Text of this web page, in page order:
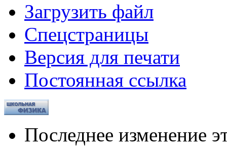
Загрузить файл
Спецстраницы
Версия для печати
Постоянная ссылка
Последнее изменение